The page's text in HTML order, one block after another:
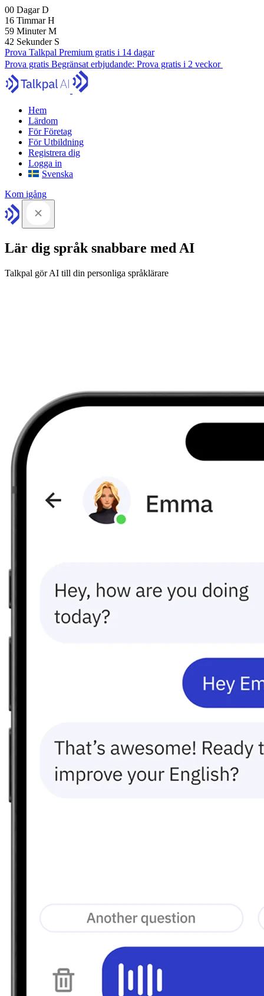
00 DagarD
16 TimmarH
59 MinuterM
41 Sekunder S
Prova Talkpal Premium gratis i 14 dagar
Prova gratis Begränsat erbjudande: Prova gratis i 2 veckor
Hem
Lärdom
För Företag
För Utbildning
Registrera dig
Logga in
Svenska
Kom igång
Lär dig språk snabbare med AI
Talkpal gör AI till din personliga språklärare